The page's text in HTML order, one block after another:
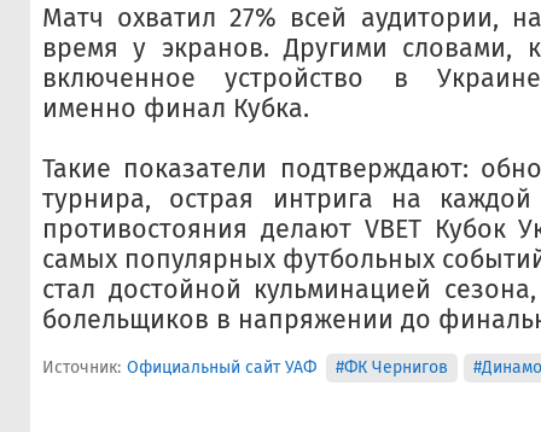
Матч охватил 27% всей аудитории,
время у экранов. Другими словами,
включенное устройство в
именно финал Кубка.
Такие показатели подтверждают:
турнира, острая интрига на
противостояния делают VBET Кубок
самых популярных футбольных
стал достойной кульминацией
болельщиков в напряжении до
Источник: Официальный сайт УАФ #ФК Чернигов #Динамо